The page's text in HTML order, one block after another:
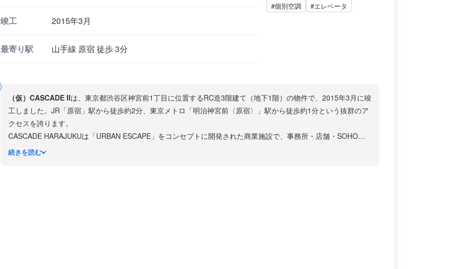
竣工 2015年3月
最寄り駅 山手線 原宿 徒歩 3分
#個別空調
#エレベータ
（仮）CASCADE IIは、東京都渋谷区神宮前1丁目に位置するRC造3階建て（地下1階）の物件で、2015年3月に竣
工しました。JR「原宿」駅から徒歩約2分、東京メトロ「明治神宮前〈原宿〉」駅から徒歩約1分という抜群のア
クセスを誇ります。
CASCADE HARAJUKUは「URBAN ESCAPE」をコンセプトに開発された商業施設で、事務所・店舗・SOHOな
ど多様な用途に対応可能です。
続きを読む